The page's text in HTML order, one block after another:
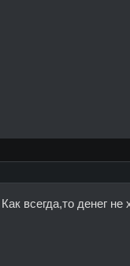
Как всегда,то денег